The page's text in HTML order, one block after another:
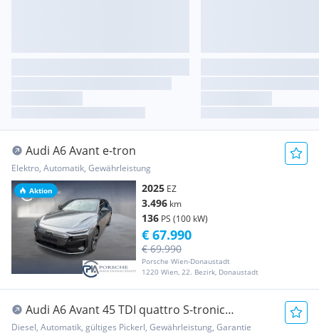
Aktion
Audi A6 Avant e-tron
Elektro, Automatik, Gewährleistung
2025 EZ
3.496 km
136 PS (100 kW)
Porsche Wien-Donaustadt
1220 Wien, 22. Bezirk, Donaustadt
€ 69.990
€ 67.990
Audi A6 Avant 45 TDI quattro S-tronic
*Standheizung*...
Diesel, Automatik, gültiges Pickerl, Gewährleistung, Garantie